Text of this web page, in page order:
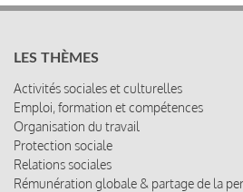
LES THÈMES
Activités sociales et culturelles
Emploi, formation et compétences
Organisation du travail
Protection sociale
Relations sociales
Rémunération globale & partage de la